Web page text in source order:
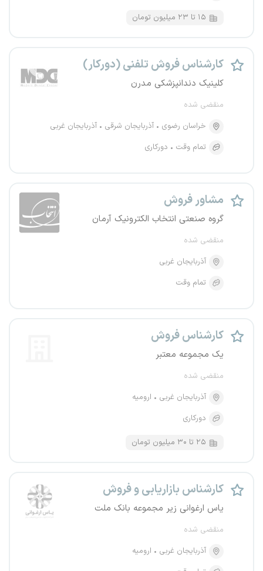
۱۵ تا ۲۳ میلیون تومان
کارشناس فروش تلفنی (دورکار)
کلینیک دندانپزشکی مدرن
منقضی شده
خراسان رضوی
آذربایجان شرقی
آذربایجان غربی
تمام وقت
دورکاری
مشاور فروش
گروه صنعتی انتخاب الکترونیک آرمان
منقضی شده
آذربایجان غربی
تمام وقت
کارشناس فروش
یک مجموعه معتبر
منقضی شده
آذربایجان غربی
ارومیه
دورکاری
۲۵ تا ۳۰ میلیون تومان
کارشناس بازاریابی و فروش
یاس ارغوانی زیر مجموعه بانک ملت
منقضی شده
آذربایجان غربی
ارومیه